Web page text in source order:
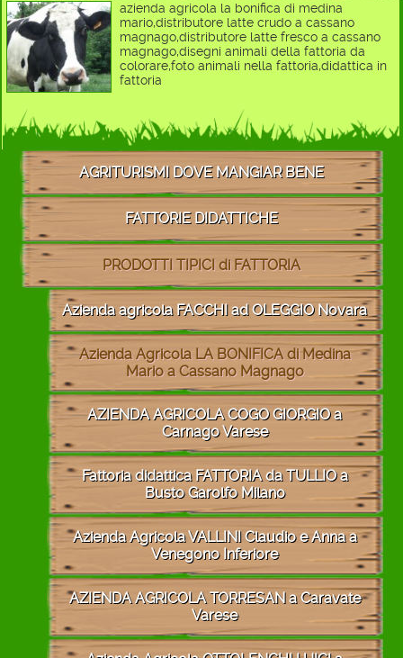
azienda agricola la bonifica di medina
mario,distributore latte crudo a cassano
magnago,distributore latte fresco a cassano
magnago,disegni animali della fattoria da
colorare,foto animali nella fattoria,didattica in
fattoria
AGRITURISMI DOVE MANGIAR BENE
FATTORIE DIDATTICHE
PRODOTTI TIPICI di FATTORIA
Azienda agricola FACCHI ad OLEGGIO Novara
Azienda Agricola LA BONIFICA di Medina
Mario a Cassano Magnago
AZIENDA AGRICOLA COGO GIORGIO a
Carnago Varese
Fattoria didattica FATTORIA da TULLIO a
Busto Garolfo Milano
Azienda Agricola VALLINI Claudio e Anna a
Venegono Inferiore
AZIENDA AGRICOLA TORRESAN a Caravate
Varese